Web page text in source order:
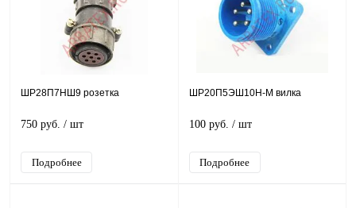
ШР28П7НШ9 розетка
750 руб. / шт
Подробнее
ШР20П5ЭШ10Н-М вилка
100 руб. / шт
Подробнее